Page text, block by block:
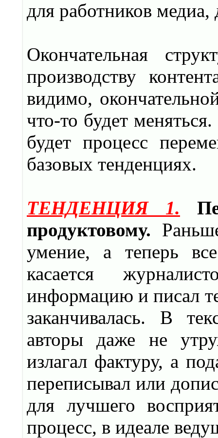
для работников
Окончательная
производству
видимо,
что-то будет
будет процесс
базовых тенденциях.
ТЕНДЕНЦИЯ 1.
продуктовому.
умение, а теперь
касается
информацию и писал
заканчивалась. В
авторы даже не
излагал фактуру, а
переписывал или
для лучшего
процесс, в идеале